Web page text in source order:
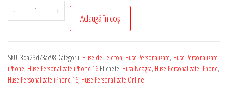
-
Cantitate
Husa
Touch
iPhone
+
Adaugă în coș
SKU: 3da23d73ac98 Categorii: Huse de Telefon, Huse Personalizate, Huse Personalizate
iPhone, Huse Personalizate iPhone 16 Etichete: Husa Neagra, Huse Personalizate iPhone,
Huse Personalizate iPhone 16, Huse Personalizate Online